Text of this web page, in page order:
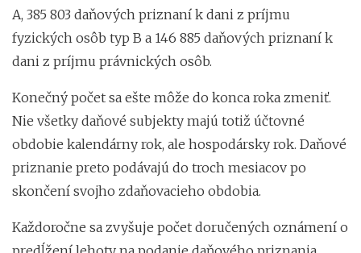
A, 385 803 daňových priznaní k dani z príjmu
fyzických osôb typ B a 146 885 daňových priznaní k
dani z príjmu právnických osôb.
Konečný počet sa ešte môže do konca roka zmeniť.
Nie všetky daňové subjekty majú totiž účtovné
obdobie kalendárny rok, ale hospodársky rok. Daňové
priznanie preto podávajú do troch mesiacov po
skončení svojho zdaňovacieho obdobia.
Každoročne sa zvyšuje počet doručených oznámení o